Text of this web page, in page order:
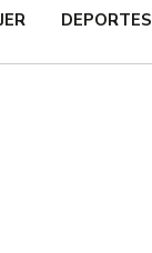
DEPORTES